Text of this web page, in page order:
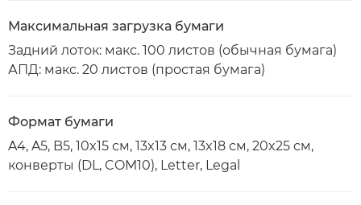
Максимальная загрузка бумаги
Задний лоток: макс. 100 листов (обычная бумага)
АПД: макс. 20 листов (простая бумага)
Формат бумаги
A4, A5, B5, 10x15 см, 13x13 см, 13x18 см, 20x25 см,
конверты (DL, COM10), Letter, Legal